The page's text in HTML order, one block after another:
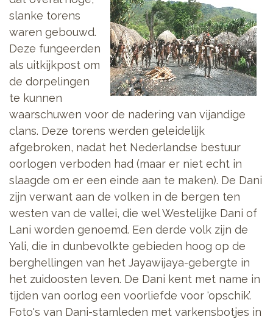
slanke torens
waren gebouwd.
Deze fungeerden
als uitkijkpost om
de dorpelingen
te kunnen
waarschuwen voor de nadering van vijandige
clans. Deze torens werden geleidelijk
afgebroken, nadat het Nederlandse bestuur
oorlogen verboden had (maar er niet echt in
slaagde om er een einde aan te maken). De Dani
zijn verwant aan de volken in de bergen ten
westen van de vallei, die wel Westelijke Dani of
Lani worden genoemd. Een derde volk zijn de
Yali, die in dunbevolkte gebieden hoog op de
berghellingen van het Jayawijaya-gebergte in
het zuidoosten leven. De Dani kent met name in
tijden van oorlog een voorliefde voor 'opschik’.
Foto's van Dani-stamleden met varkensbotjes in